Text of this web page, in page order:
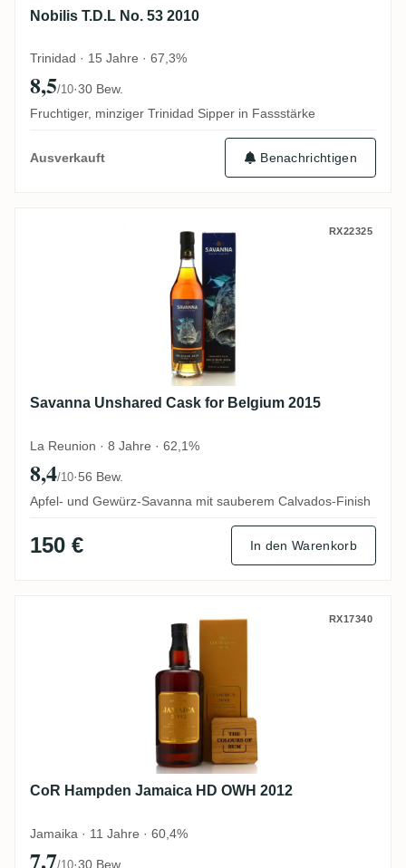
Nobilis T.D.L No. 53 2010
Trinidad · 15 Jahre · 67,3%
8,5/10·30 Bew.
Fruchtiger, minziger Trinidad Sipper in Fassstärke
Ausverkauft Benachrichtigen
Savanna Unshared Cask for Belgium 2015
RX22325
Savanna Unshared Cask for Belgium 2015
La Reunion · 8 Jahre · 62,1%
8,4/10·56 Bew.
Apfel- und Gewürz-Savanna mit sauberem Calvados-Finish
150 € In den Warenkorb
CoR Hampden Jamaica HD OWH 2012
RX17340
CoR Hampden Jamaica HD OWH 2012
Jamaika · 11 Jahre · 60,4%
7,7/10·30 Bew.